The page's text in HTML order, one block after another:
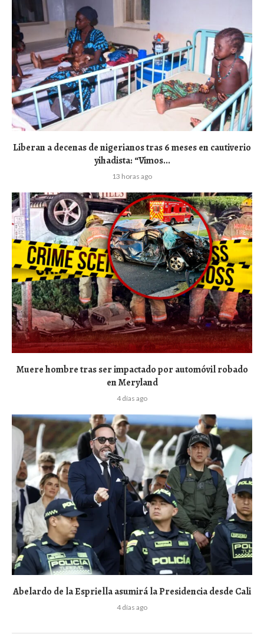
Liberan a decenas de nigerianos tras 6 meses en cautiverio
yihadista: “Vimos...
13 horas ago
Muere hombre tras ser impactado por automóvil robado
en Meryland
4 días ago
Abelardo de la Espriella asumirá la Presidencia desde Cali
4 días ago